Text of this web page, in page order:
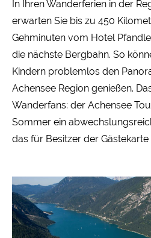
In Ihren Wanderferien in der
erwarten Sie bis zu 450
Gehminuten vom Hotel
die nächste Bergbahn. So
Kindern problemlos den
Achensee Region genießen.
Wanderfans: der Achensee
Sommer ein
das für Besitzer der Gästekarte